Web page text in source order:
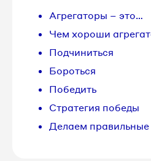
Агрегаторы – это…
Чем хороши
Подчиниться
Бороться
Победить
Стратегия победы
Делаем